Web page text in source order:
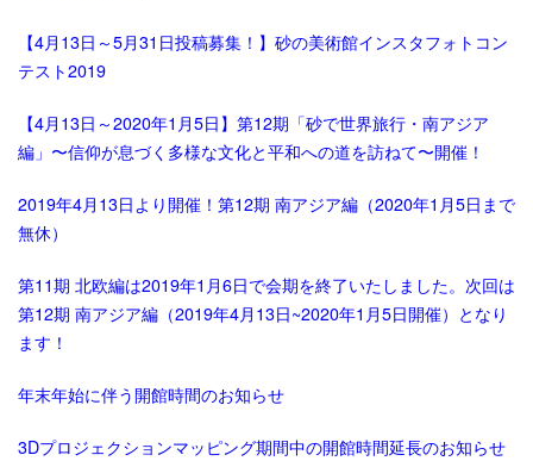
【4月13日～5月31日投稿募集！】砂の美術館インスタフォトコン
テスト2019
【4月13日～2020年1月5日】第12期「砂で世界旅行・南アジア
編」〜信仰が息づく多様な文化と平和への道を訪ねて〜開催！
2019年4月13日より開催！第12期 南アジア編（2020年1月5日まで
無休）
第11期 北欧編は2019年1月6日で会期を終了いたしました。次回は
第12期 南アジア編（2019年4月13日~2020年1月5日開催）となり
ます！
年末年始に伴う開館時間のお知らせ
3Dプロジェクションマッピング期間中の開館時間延長のお知らせ